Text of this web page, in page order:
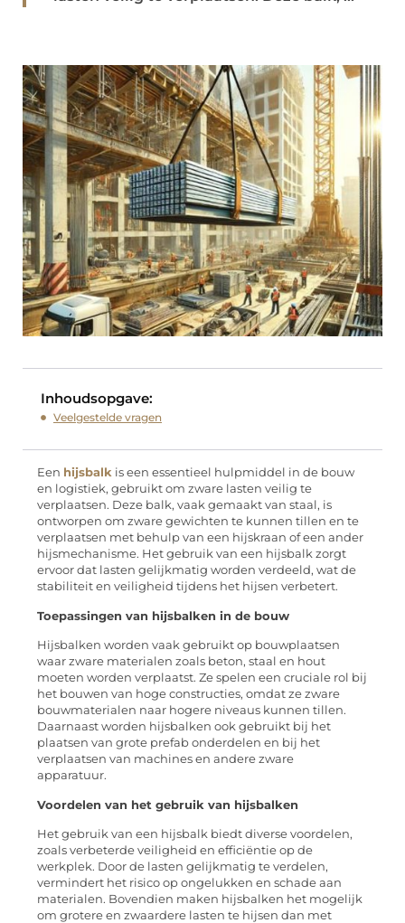
Inhoudsopgave:
Veelgestelde vragen
Een hijsbalk is een essentieel hulpmiddel in de bouw
en logistiek, gebruikt om zware lasten veilig te
verplaatsen. Deze balk, vaak gemaakt van staal, is
ontworpen om zware gewichten te kunnen tillen en te
verplaatsen met behulp van een hijskraan of een ander
hijsmechanisme. Het gebruik van een hijsbalk zorgt
ervoor dat lasten gelijkmatig worden verdeeld, wat de
stabiliteit en veiligheid tijdens het hijsen verbetert.
Toepassingen van hijsbalken in de bouw
Hijsbalken worden vaak gebruikt op bouwplaatsen
waar zware materialen zoals beton, staal en hout
moeten worden verplaatst. Ze spelen een cruciale rol bij
het bouwen van hoge constructies, omdat ze zware
bouwmaterialen naar hogere niveaus kunnen tillen.
Daarnaast worden hijsbalken ook gebruikt bij het
plaatsen van grote prefab onderdelen en bij het
verplaatsen van machines en andere zware
apparatuur.
Voordelen van het gebruik van hijsbalken
Het gebruik van een hijsbalk biedt diverse voordelen,
zoals verbeterde veiligheid en efficiëntie op de
werkplek. Door de lasten gelijkmatig te verdelen,
vermindert het risico op ongelukken en schade aan
materialen. Bovendien maken hijsbalken het mogelijk
om grotere en zwaardere lasten te hijsen dan met